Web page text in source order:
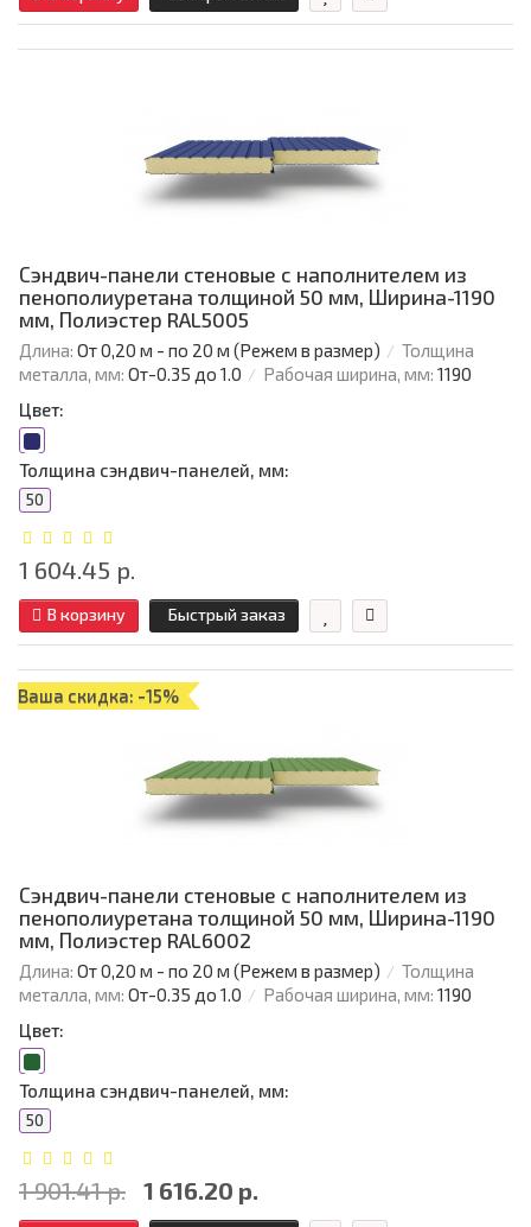
Сэндвич-панели стеновые с наполнителем из
пенополиуретана толщиной 50 мм, Ширина-1190
мм, Полиэстер RAL5005
Длина: От 0,20 м - по 20 м (Режем в размер)
Толщина
металла, мм: От-0.35 до 1.0 Рабочая ширина, мм: 1190
Цвет:
Толщина сэндвич-панелей, мм:
50
1 604.45 р.
В корзину Быстрый заказ
Ваша скидка: -15%
Сэндвич-панели стеновые с наполнителем из
пенополиуретана толщиной 50 мм, Ширина-1190
мм, Полиэстер RAL6002
Длина: От 0,20 м - по 20 м (Режем в размер)
Толщина
металла, мм: От-0.35 до 1.0 Рабочая ширина, мм: 1190
Цвет:
Толщина сэндвич-панелей, мм:
50
1 901.41 р. 1 616.20 р.